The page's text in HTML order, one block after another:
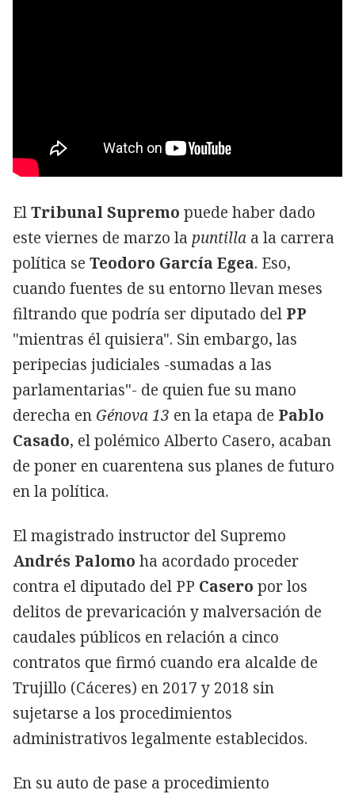
ElTribunal Supremo puede haber dado
este viernes de marzo la puntilla a la carrera
política se Teodoro García Egea. Eso,
cuando fuentes de su entorno llevan meses
filtrando que podría ser diputado del PP
"mientras él quisiera". Sin embargo, las
peripecias judiciales -sumadas a las
parlamentarias"- de quien fue su mano
derecha en Génova 13 en la etapa de Pablo
Casado, el polémico Alberto Casero, acaban
de poner en cuarentena sus planes de futuro
en la política.
El magistrado instructor del Supremo
Andrés Palomo ha acordado proceder
contra el diputado del PP Casero por los
delitos de prevaricación y malversación de
caudales públicos en relación a cinco
contratos que firmó cuando era alcalde de
Trujillo (Cáceres) en 2017 y 2018 sin
sujetarse a los procedimientos
administrativos legalmente establecidos.
En su auto de pase a procedimiento